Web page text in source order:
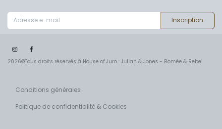
Inscription
2026©Tous droits réservés à House of Juro : Julian & Jones - Romée & Rebel
Conditions générales
Politique de confidentialité & Cookies